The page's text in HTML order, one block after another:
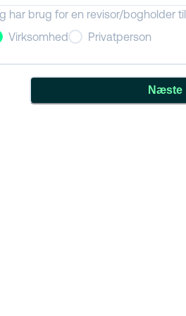
har brug for en revisor/bogholder til
Virksomhed
Privatperson
Næste